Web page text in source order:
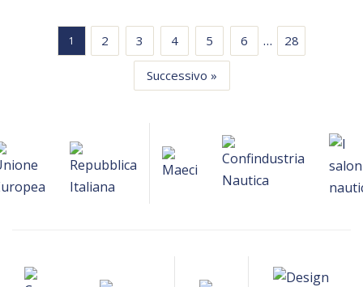
1 2 3 4 5 6 … 28
Successivo »